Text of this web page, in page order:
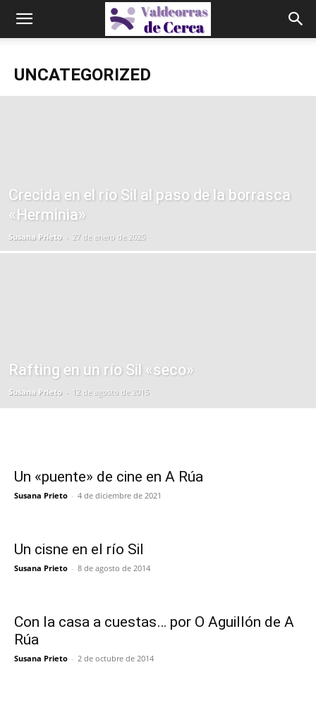
UNCATEGORIZED
Crecida en el río Sil al paso de la borrasca
«Herminia»
Susana Prieto - 27 de enero de 2025
Rafting en un río Sil «seco»
Susana Prieto - 12 de agosto de 2015
Un «puente» de cine en A Rúa
Susana Prieto - 4 de diciembre de 2021
Un cisne en el río Sil
Susana Prieto - 8 de agosto de 2014
Con la casa a cuestas… por O Aguillón de A
Rúa
Susana Prieto - 2 de octubre de 2014